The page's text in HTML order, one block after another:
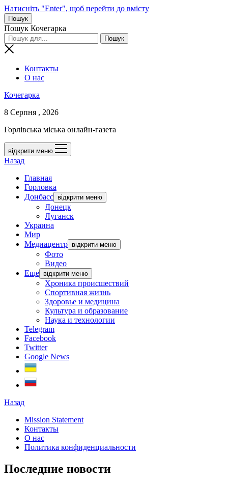
Натисніть "Enter", щоб перейти до вмісту
Пошук
Пошук Кочегарка
Контакты
О нас
Кочегарка
8 Серпня , 2026
Горлівська міська онлайн-газета
відкрити меню
Назад
Главная
Горловка
Донбасс відкрити меню
Донецк
Луганск
Украина
Мир
Медиацентр відкрити меню
Фото
Видео
Еще відкрити меню
Хроника происшествий
Спортивная жизнь
Здоровье и медицина
Культура и образование
Наука и технологии
Telegram
Facebook
Twitter
Google News
Назад
Mission Statement
Контакты
О нас
Политика конфиденциальности
Последние новости